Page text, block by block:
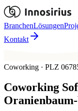
BranchenLösungen
Kontakt
Coworking · PLZ
Coworking